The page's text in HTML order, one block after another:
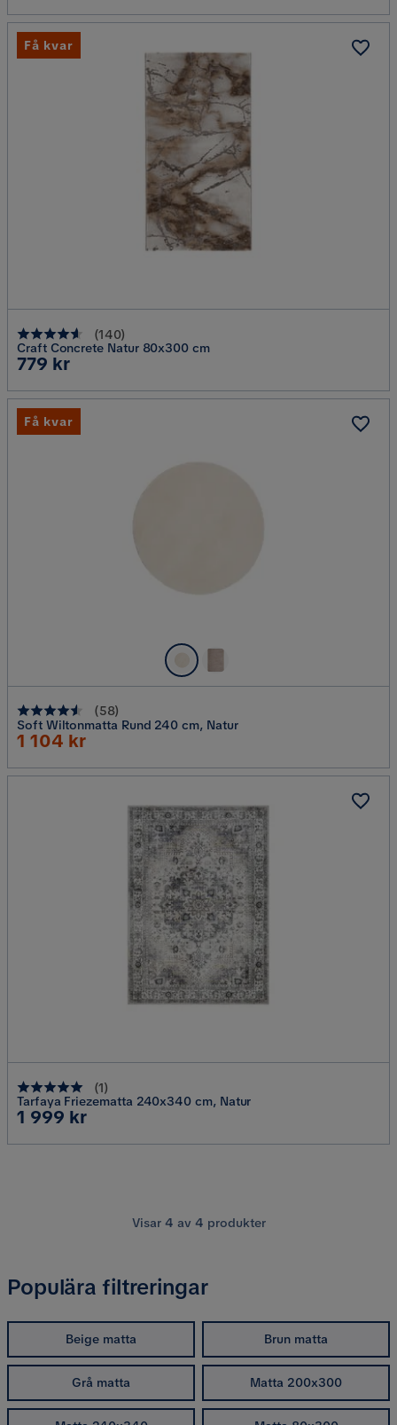
(140)
Craft Concrete Natur 80x300 cm
Pris
779 kr
Få kvar
(58)
Soft Wiltonmatta Rund 240 cm, Natur
Rabatterat
1 104 kr
Få kvar
(1)
Tarfaya Friezematta 240x340 cm, Natur
Pris
1 999 kr
Visar 4 av 4 produkter
Populära filtreringar
Beige matta Brun matta
Grå matta Matta 200x300